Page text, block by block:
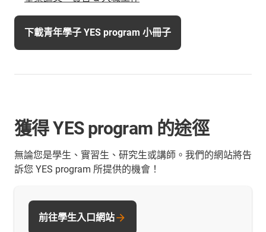
下載青年學子 YES program 小冊子
獲得 YES program 的途徑
無論您是學生、實習生、研究生或講師。我們的網站將告
訴您 YES program 所提供的機會！
前往學生入口網站